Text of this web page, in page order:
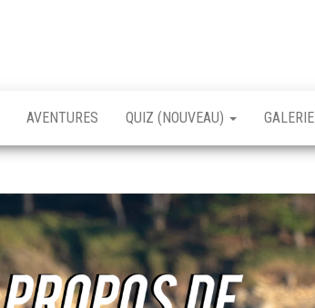
AVENTURES QUIZ (NOUVEAU) GALERIE